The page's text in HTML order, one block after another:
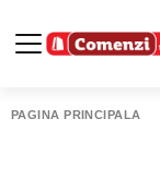
PAGINA PRINCIPALĂ